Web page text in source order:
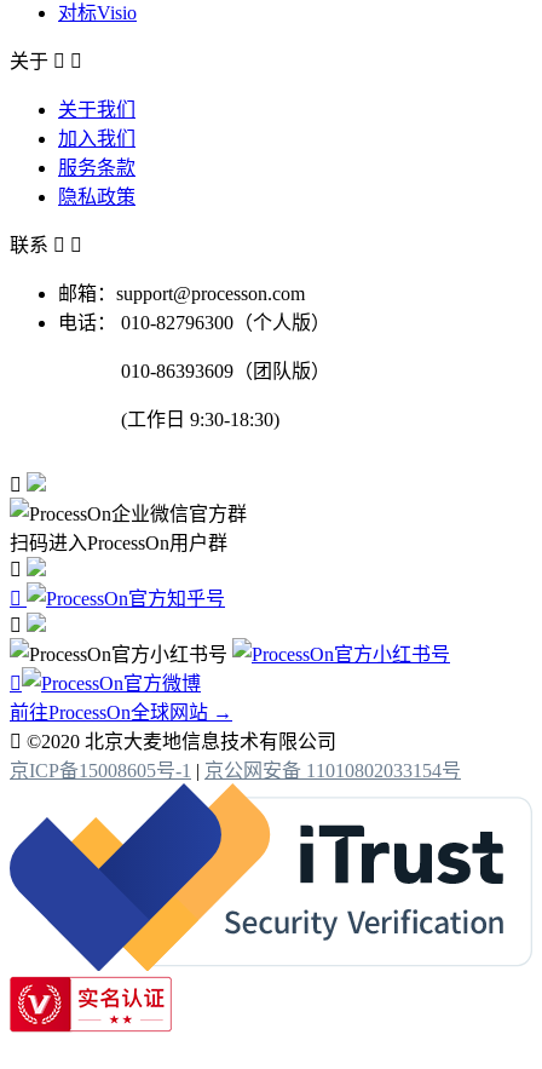
对标Visio
关于  
关于我们
加入我们
服务条款
隐私政策
联系  
邮箱：support@processon.com
电话：
010-82796300（个人版）
010-86393609（团队版）
(工作日 9:30-18:30)

扫码进入ProcessOn用户群




前往ProcessOn全球网站 →
 ©2020 北京大麦地信息技术有限公司
京ICP备15008605号-1 | 京公网安备 11010802033154号